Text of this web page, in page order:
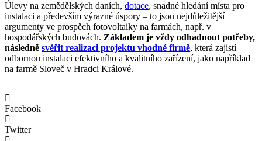
Úlevy na zemědělských daních, dotace, snadné hledání místa pro
instalaci a především výrazné úspory – to jsou nejdůležitější
argumenty ve prospěch fotovoltaiky na farmách, např. v
hospodářských budovách. Základem je vždy odhadnout potřeby,
následně svěřit realizaci projektu vhodné firmě, která zajistí
odbornou instalaci efektivního a kvalitního zařízení, jako například
na farmě Sloveč v Hradci Králové.
Facebook
Twitter